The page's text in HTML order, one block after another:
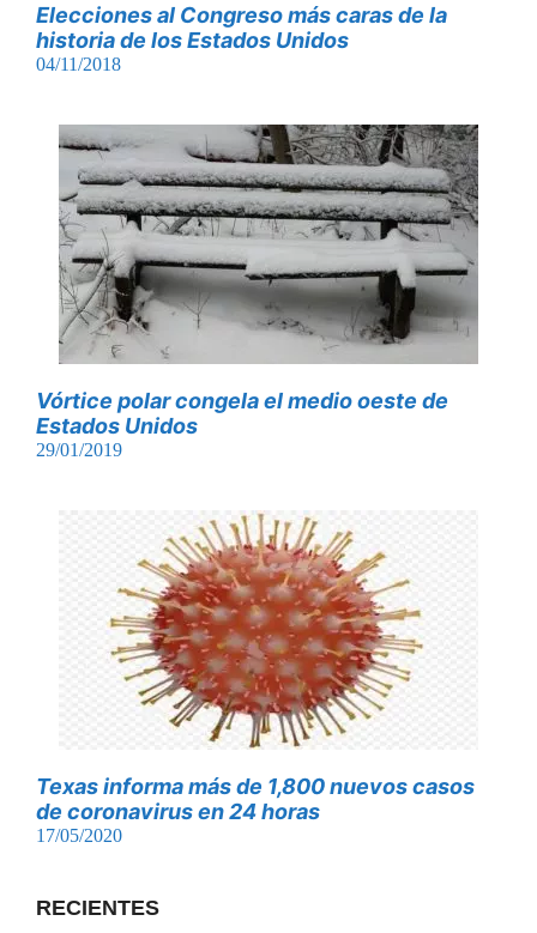
Elecciones al Congreso más caras de la
historia de los Estados Unidos
04/11/2018
Vórtice polar congela el medio oeste de
Estados Unidos
29/01/2019
Texas informa más de 1,800 nuevos casos
de coronavirus en 24 horas
17/05/2020
RECIENTES